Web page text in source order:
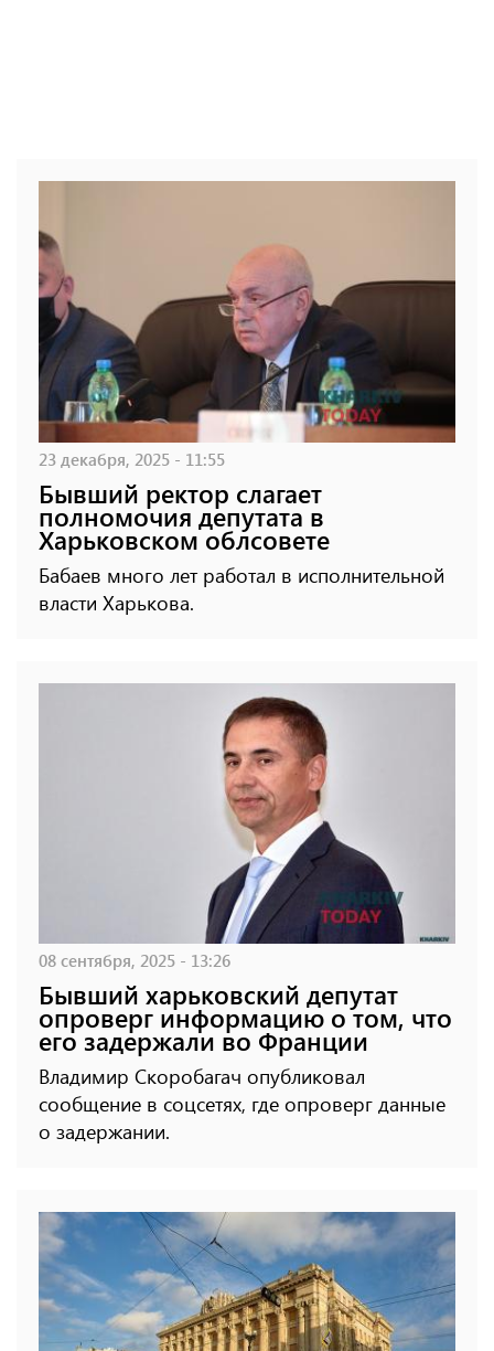
23 декабря, 2025 - 11:55
Бывший ректор слагает
полномочия депутата в
Харьковском облсовете
Бабаев много лет работал в исполнительной
власти Харькова.
08 сентября, 2025 - 13:26
Бывший харьковский депутат
опроверг информацию о том, что
его задержали во Франции
Владимир Скоробагач опубликовал
сообщение в соцсетях, где опроверг данные
о задержании.